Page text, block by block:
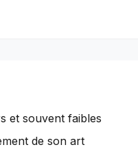
et souvent faibles
de son art